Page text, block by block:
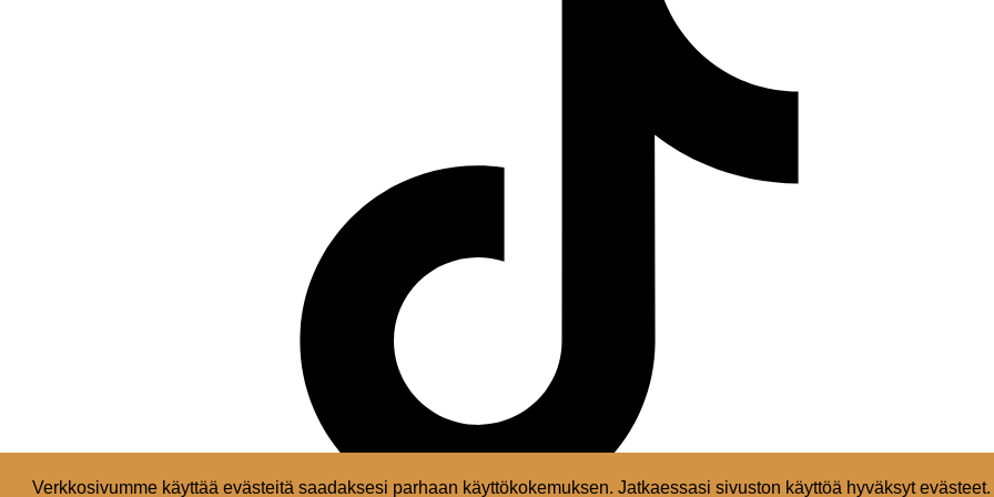
Verkkosivumme käyttää evästeitä saadaksesi parhaan käyttökokemuksen. Jatkaessasi sivuston käyttöä hyväksyt evästeet.